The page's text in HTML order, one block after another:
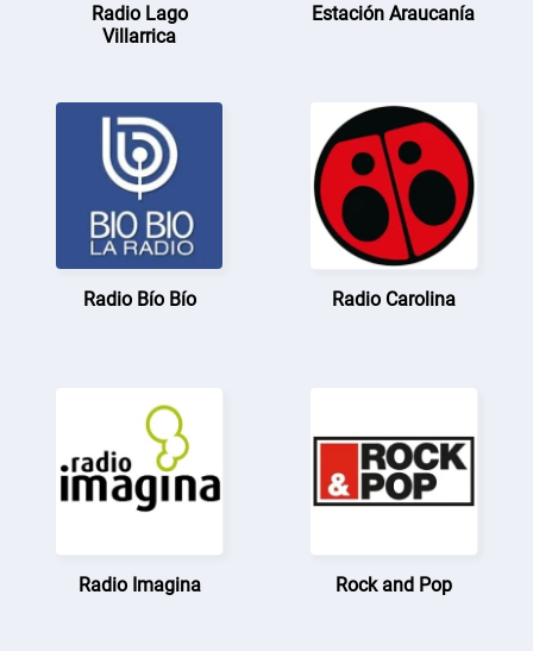
Radio Lago
Villarrica
Estación Araucanía
Radio Bío Bío Radio Carolina
Radio Imagina Rock and Pop